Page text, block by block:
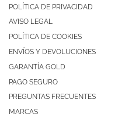
POLÍTICA DE PRIVACIDAD
AVISO LEGAL
POLÍTICA DE COOKIES
ENVÍOS Y DEVOLUCIONES
GARANTÍA GOLD
PAGO SEGURO
PREGUNTAS FRECUENTES
MARCAS